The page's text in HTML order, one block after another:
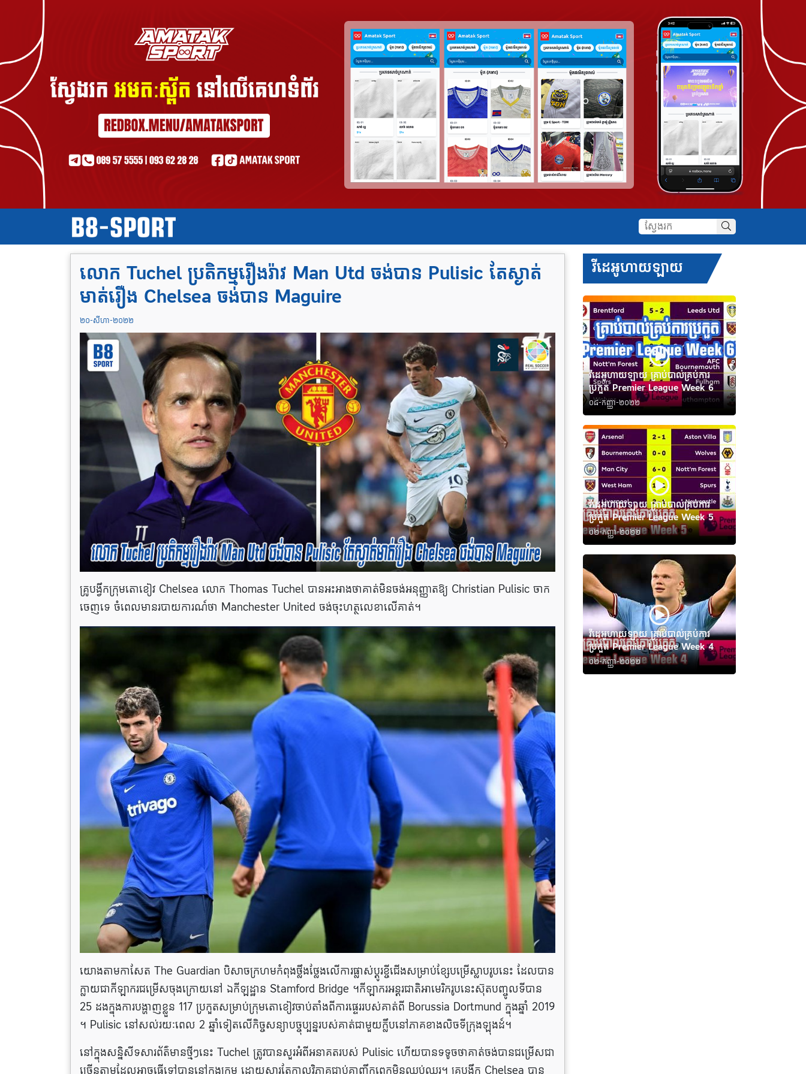
លោក Tuchel ប្រតិកម្មរឿងរ៉ាវ Man Utd ចង់​បាន Pulisic តែស្ងាត់
មាត់​រឿង Chelsea ចង់​បាន Maguire
២០-សីហា-២០២២
គ្រូបង្វឹកក្រុមតោខៀវ Chelsea លោក Thomas Tuchel បានអះអាងថាគាត់មិនចង់អនុញ្ញាតឱ្យ Christian Pulisic ចាក
ចេញទេ ចំពេលមានរបាយការណ៍ថា Manchester United ចង់ចុះហត្ថលេខាលើគាត់។
យោងតាមកាសែត The Guardian បិសាចក្រហមកំពុងថ្លឹងថ្លែងលើការផ្លាស់ប្តូរខ្ចីជើងសម្រាប់ខ្សែបម្រើស្លាបរូបនេះ ដែលបាន
ក្លាយជាកីឡាករ​ជម្រើសចុងក្រោយនៅ ឯកីឡដ្ឋាន Stamford Bridge ។កីឡាករអន្តរជាតិអាមេរិករូបនេះស៊ុតបញ្ចូលទីបាន
25 ដងក្នុងការបង្ហាញខ្លួន 117 ប្រកួតសម្រាប់ក្រុមតោខៀវចាប់តាំងពីការផ្ទេររបស់គាត់ពី Borussia Dortmund ក្នុងឆ្នាំ 2019
។ Pulisic នៅសល់រយៈពេល 2 ឆ្នាំទៀតលើកិច្ចសន្យាបច្ចុប្បន្នរបស់គាត់ជាមួយក្លឹបនៅភាគខាងលិចទីក្រុងឡុងដ៍។
នៅក្នុងសន្និសីទសារព័ត៌មានថ្មីៗនេះ Tuchel ត្រូវបានសួរអំពីអនាគតរបស់ Pulisic ហើយបានទទូចថាគាត់ចង់បានជម្រើសជា
វីដេអូហាយឡាយ
វីដេអូហាយឡាយ គ្រាប់បាល់គ្រប់ការ
ប្រកួត Premier League Week 6
០៨-កញ្ញា-២០២២
វីដេអូហាយឡាយ គ្រាប់បាល់គ្រប់ការ
ប្រកួត Premier League Week 5
០២-កញ្ញា-២០២២
វីដេអូហាយឡាយ គ្រាប់បាល់គ្រប់ការ
ប្រកួត Premier League Week 4
០២-កញ្ញា-២០២២